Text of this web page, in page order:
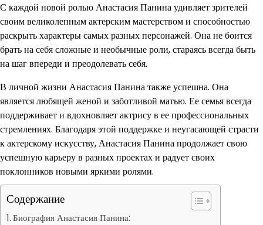
С каждой новой ролью Анастасия Панина удивляет зрителей
своим великолепным актерским мастерством и способностью
раскрыть характеры самых разных персонажей. Она не боится
брать на себя сложные и необычные роли, стараясь всегда быть
на шаг впереди и преодолевать себя.
В личной жизни Анастасия Панина также успешна. Она
является любящей женой и заботливой матью. Ее семья всегда
поддерживает и вдохновляет актрису в ее профессиональных
стремлениях. Благодаря этой поддержке и неугасающей страсти
к актерскому искусству, Анастасия Панина продолжает свою
успешную карьеру в разных проектах и радует своих
поклонников новыми яркими ролями.
Содержание
Биография Анастасия Панина: